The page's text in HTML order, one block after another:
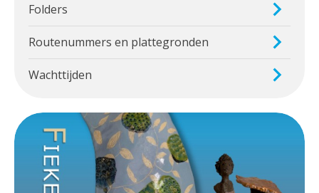
Folders
Routenummers en plattegronden
Wachttijden